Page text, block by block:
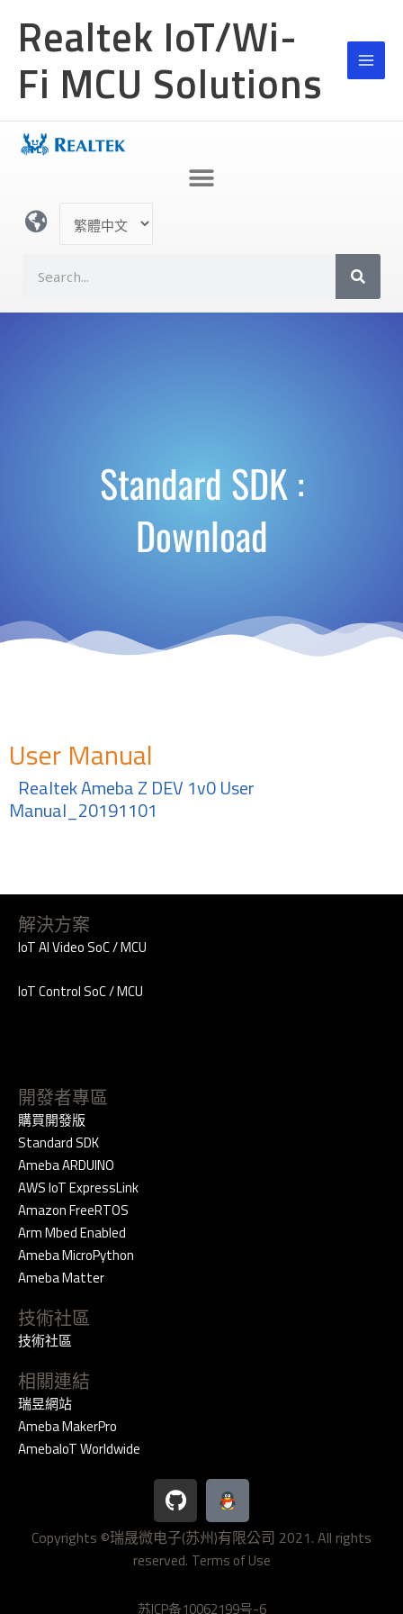
容
Realtek IoT/Wi-
Fi MCU Solutions
言
a
Standard SDK :
Download
User Manual
Realtek Ameba Z DEV 1v0 User
Manual_20191101
解決方案
IoT AI Video SoC / MCU
IoT Control SoC / MCU
開發者專區
購買開發版
Standard SDK
Ameba ARDUINO
AWS IoT ExpressLink
Amazon FreeRTOS
Arm Mbed Enabled
Ameba MicroPython
Ameba Matter
技術社區
技術社區
相關連結
瑞昱網站
Ameba MakerPro
AmebaIoT Worldwide
G
i
t
h
u
Copyrights ©瑞晟微电子(苏州)有限公司 2021. All rights
reserved. Terms of Use
苏ICP备10062199号-6